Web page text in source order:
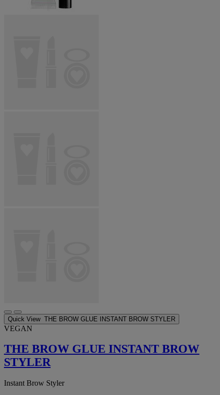
Quick View THE BROW GLUE INSTANT BROW STYLER
VEGAN
THE BROW GLUE INSTANT BROW
STYLER
Instant Brow Styler